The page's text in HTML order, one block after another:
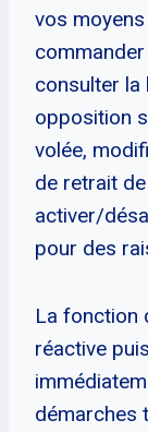
vos
consulter la
opposition
volée,
de retrait
activer/
pour des
La fonction
réactive
démarches